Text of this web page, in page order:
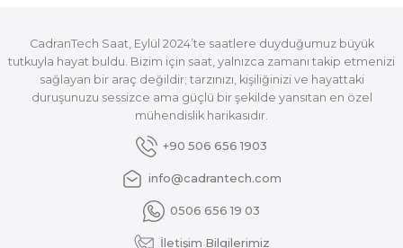
CadranTech Saat, Eylül 2024’te saatlere duyduğumuz büyük
tutkuyla hayat buldu. Bizim için saat, yalnızca zamanı takip etmenizi
sağlayan bir araç değildir; tarzınızı, kişiliğinizi ve hayattaki
duruşunuzu sessizce ama güçlü bir şekilde yansıtan en özel
mühendislik harikasıdır.
+90 506 656 1903
info@cadrantech.com
0506 656 19 03
İletişim Bilgilerimiz